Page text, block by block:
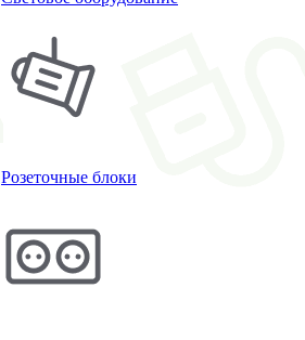
Розеточные блоки